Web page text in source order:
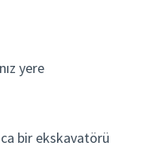
yere
bir ekskavatörü